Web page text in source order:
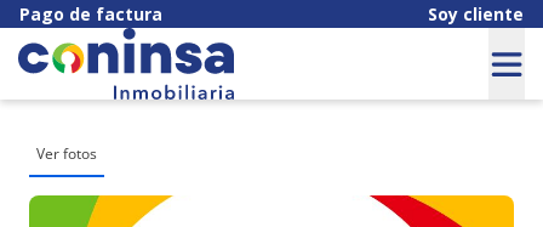
Pago de factura Soy cliente
Ver fotos